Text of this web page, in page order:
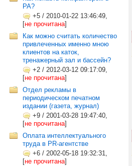
РА?
+5 / 2010-01-22 13:46:49,
[не прочитана]
Как можно считать количество
привлеченных именно мною
клиентов на каток,
тренажерный зал и бассейн?
+2 / 2012-03-12 09:17:09,
[не прочитана]
Отдел рекламы в
периодическом печатном
издании (газета, журнал)
+9 / 2001-03-28 19:47:40,
[не прочитана]
Оплата интеллектуального
труда в PR-агентстве
+6 / 2002-05-18 19:32:31,
[не прочитана]